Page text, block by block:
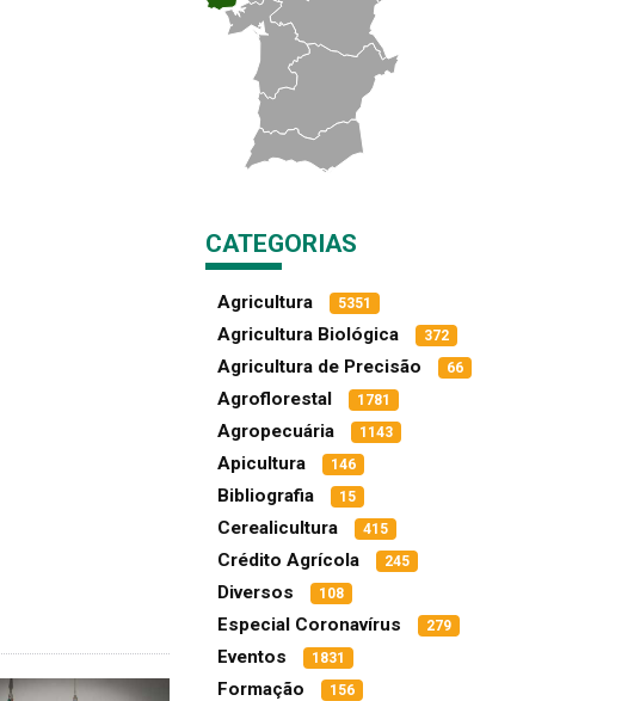
CATEGORIAS
Agricultura 5351
Agricultura Biológica 372
Agricultura de Precisão 66
Agroflorestal 1781
Agropecuária 1143
Apicultura 146
Bibliografia 15
Cerealicultura 415
Crédito Agrícola 245
Diversos 108
Especial Coronavírus 279
Eventos 1831
Formação 156